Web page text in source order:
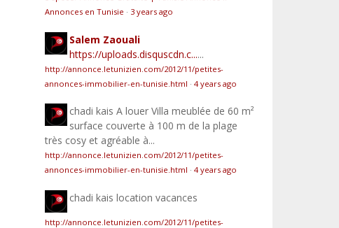
Annonces en Tunisie · 3 years ago
Salem Zaouali
https://uploads.disquscdn.c......
http://annonce.letunizien.com/2012/11/petites-
annonces-immobilier-en-tunisie.html · 4 years ago
chadi kais A louer Villa meublée de 60 m²
surface couverte à 100 m de la plage
très cosy et agréable à...
http://annonce.letunizien.com/2012/11/petites-
annonces-immobilier-en-tunisie.html · 4 years ago
chadi kais location vacances
http://annonce.letunizien.com/2012/11/petites-